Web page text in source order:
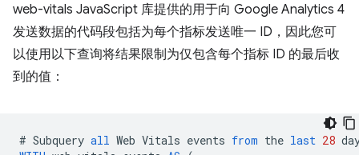
web-vitals JavaScript 库提供的用于向 Google Analytics 4
发送数据的代码段包括为每个指标发送唯一 ID，因此您可
以使用以下查询将结果限制为仅包含每个指标 ID 的最后收
到的值：
# Subquery all Web Vitals events from the last 28